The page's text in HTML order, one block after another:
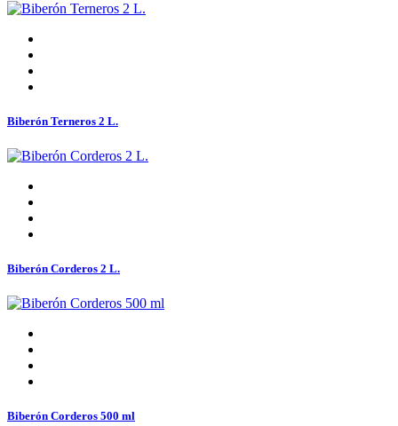
Biberón Terneros 2 L.
Biberón Corderos 2 L.
Biberón Corderos 500 ml